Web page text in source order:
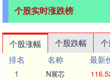
个股实时涨跌榜
个股涨幅 个股跌幅
排名
名称 最新
1
N展芯